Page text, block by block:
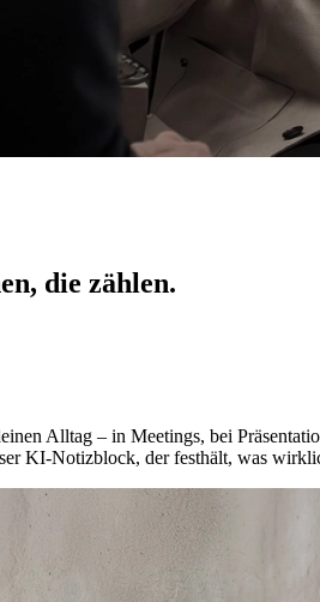
die zählen.
Alltag – in Meetings, bei
KI-Notizblock, der festhält, was